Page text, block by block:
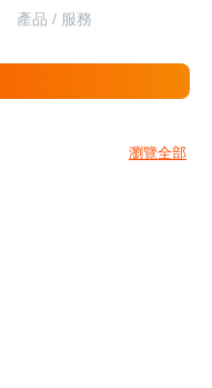
產品 / 服務
瀏覽全部